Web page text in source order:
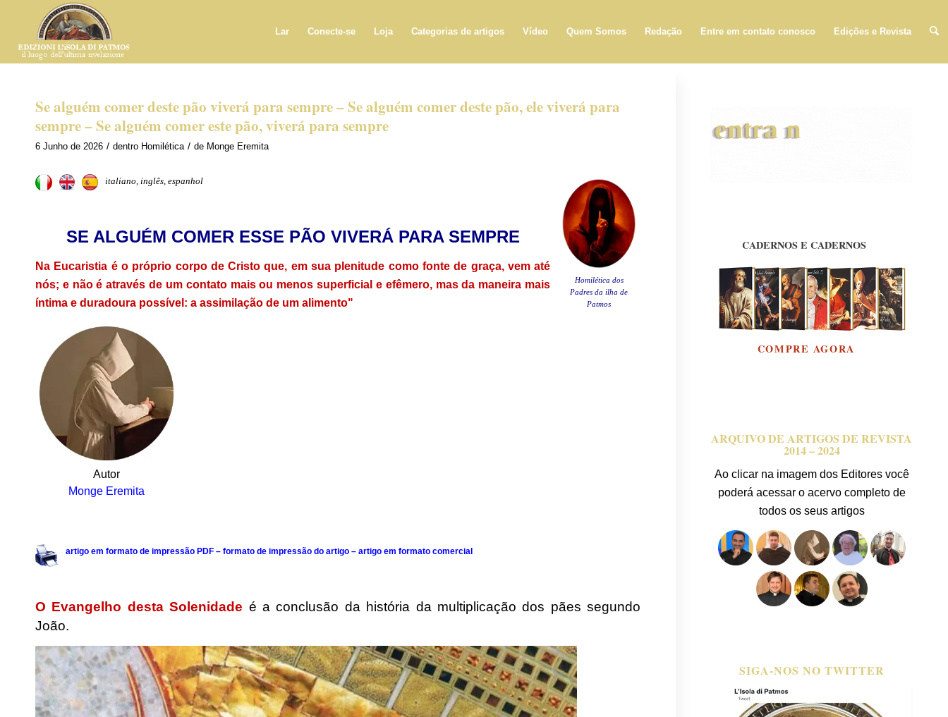
Lar Conecte-se Loja Categorias de artigos Vídeo Quem Somos Redação Entre em contato conosco Edições e Revista
Se alguém comer deste pão viverá para sempre – Se alguém comer deste pão, ele viverá para
sempre – Se alguém comer este pão, viverá para sempre
6 Junho de 2026 / dentro Homilética / de Monge Eremita
Homilética dos
Padres da ilha de
Patmos
italiano, inglês, espanhol
SE ALGUÉM COMER ESSE PÃO VIVERÁ PARA SEMPRE
Na Eucaristia é o próprio corpo de Cristo que, em sua plenitude como fonte de graça, vem até
nós; e não é através de um contato mais ou menos superficial e efêmero, mas da maneira mais
íntima e duradoura possível: a assimilação de um alimento"
Autor
Monge Eremita
artigo em formato de impressão PDF – formato de impressão do artigo – artigo em formato comercial
O Evangelho desta Solenidade é a conclusão da história da multiplicação dos pães segundo
João.
ARQUIVO DE ARTIGOS DE REVISTA
2014 – 2024
Ao clicar na imagem dos Editores você
poderá acessar o acervo completo de
todos os seus artigos
SIGA-NOS NO TWITTER